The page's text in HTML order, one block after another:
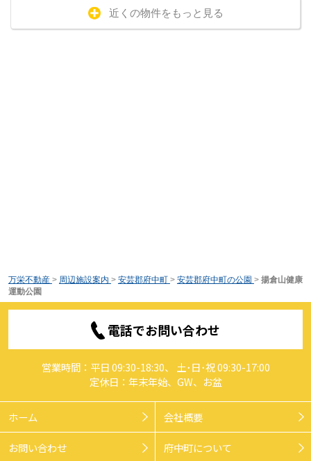
近くの物件をもっと見る
万栄不動産 > 周辺施設案内 > 安芸郡府中町 > 安芸郡府中町の公園 > 揚倉山健康
運動公園
電話でお問い合わせ
営業時間：平日 09:30-18:30、 土･日･祝 09:30-17:00
定休日：年末年始、GW、お盆
ホーム 会社概要
お問い合わせ 府中町について